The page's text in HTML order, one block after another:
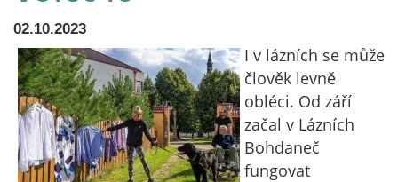
02.10.2023
I v lázních se může
člověk levně
obléci. Od září
začal v Lázních
Bohdaneč
fungovat